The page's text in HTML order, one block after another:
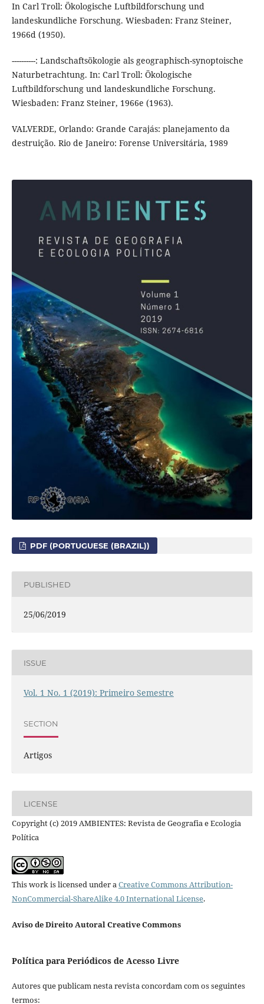
In Carl Troll: Ökologische Luftbildforschung und
landeskundliche Forschung. Wiesbaden: Franz Steiner,
1966d (1950).
----------: Landschaftsökologie als geographisch-synoptoische
Naturbetrachtung. In: Carl Troll: Ökologische
Luftbildforschung und landeskundliche Forschung.
Wiesbaden: Franz Steiner, 1966e (1963).
VALVERDE, Orlando: Grande Carajás: planejamento da
destruição. Rio de Janeiro: Forense Universitária, 1989
PDF (PORTUGUESE (BRAZIL))
PUBLISHED
25/06/2019
ISSUE
Vol. 1 No. 1 (2019): Primeiro Semestre
SECTION
Artigos
LICENSE
Copyright (c) 2019 AMBIENTES: Revista de Geografia e Ecologia
Política
This work is licensed under aCreative Commons Attribution-
NonCommercial-ShareAlike 4.0 International License.
Aviso de Direito Autoral Creative Commons
Política para Periódicos de Acesso Livre
Autores que publicam nesta revista concordam com os seguintes
termos: